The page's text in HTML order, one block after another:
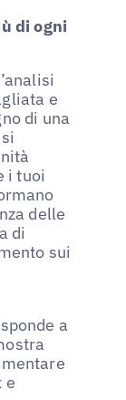
di ogni
e
di una
i tuoi
delle
di
sui
a
e